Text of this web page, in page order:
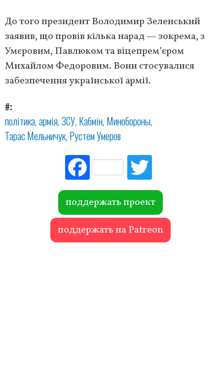
До того президент Володимир Зеленський
заявив, що провів кілька нарад — зокрема, з
Умєровим, Павлюком та віцепрем’єром
Михайлом Федоровим. Вони стосувалися
забезпечення української армії.
#
політика армія ЗСУ Кабмін Минобороны
Тарас Мельничук Рустем Умеров
Fac
ebo
ok r
поддержать проект
поддержать на Patreon